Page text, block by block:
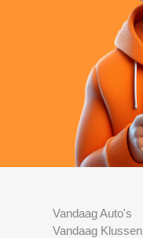
Vandaag Auto's
Vandaag Klussen